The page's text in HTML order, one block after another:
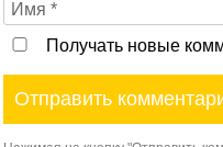
Получать новые